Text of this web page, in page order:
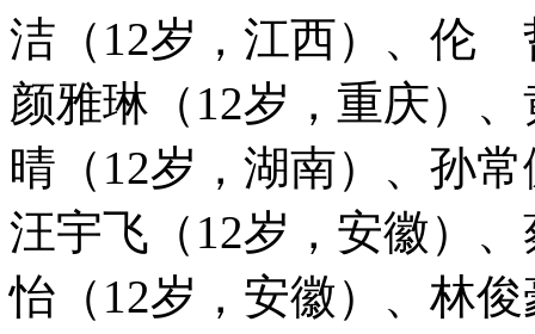
洁（12岁，江西）、伦
颜雅琳（12岁，重庆）
晴（12岁，湖南）、孙
汪宇飞（12岁，安徽）
怡（12岁，安徽）、林